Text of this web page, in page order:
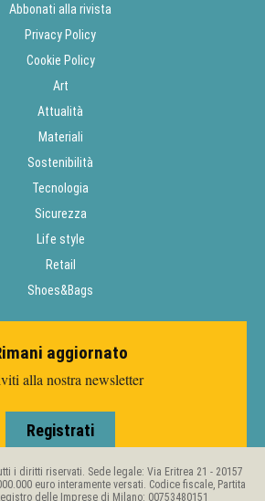
Abbonati alla rivista
Privacy Policy
Cookie Policy
Art
Attualità
Materiali
Sostenibilità
Tecnologia
Sicurezza
Life style
Retail
Shoes&Bags
aggiornato
alla nostra newsletter
Registrati
i diritti riservati. Sede legale: Via Eritrea 21 - 20157
euro interamente versati. Codice fiscale, Partita
delle Imprese di Milano: 00753480151